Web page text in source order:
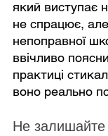
який виступає
не спрацює,
непоправної
ввічливо
практиці
воно реально
Не залишайте